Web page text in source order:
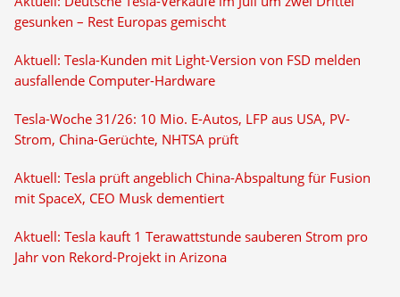
gesunken – Rest Europas gemischt
Aktuell: Tesla-Kunden mit Light-Version von FSD melden
ausfallende Computer-Hardware
Tesla-Woche 31/26: 10 Mio. E-Autos, LFP aus USA, PV-
Strom, China-Gerüchte, NHTSA prüft
Aktuell: Tesla prüft angeblich China-Abspaltung für Fusion
mit SpaceX, CEO Musk dementiert
Aktuell: Tesla kauft 1 Terawattstunde sauberen Strom pro
Jahr von Rekord-Projekt in Arizona